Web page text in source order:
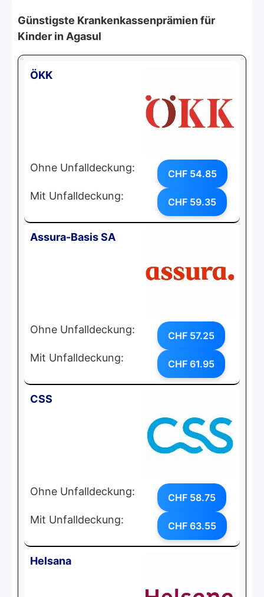
Günstigste Krankenkassenprämien für
Kinder in Agasul
ÖKK
Ohne Unfalldeckung: CHF 54.85
Mit Unfalldeckung: CHF 59.35
Assura-Basis SA
Ohne Unfalldeckung: CHF 57.25
Mit Unfalldeckung: CHF 61.95
CSS
Ohne Unfalldeckung: CHF 58.75
Mit Unfalldeckung: CHF 63.55
Helsana